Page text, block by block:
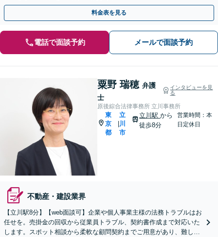
料金表を見る
電話で面談予約 メールで面談予約
粟野 瑞穂 弁護
士
インタビューを見
る
原後綜合法律事務所 立川事務所
東
京
都
立
川
市
立川駅から
徒歩8分
営業時間：本
日定休日
不動産・建設業界
【立川駅8分】【web面談可】企業や個人事業主様の法務トラブルはお
任せを。売掛金の回収から従業員トラブル、契約書作成まで対応いた
します。スポット相談から柔軟な顧問契約までご用意があり、難しい